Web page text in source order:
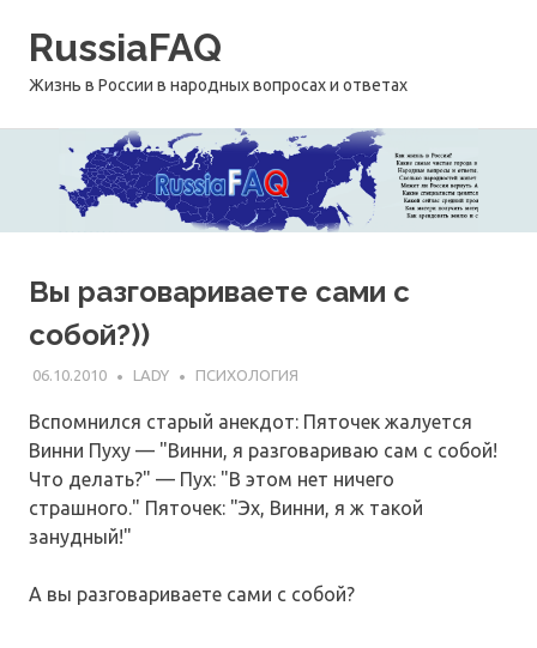
RussiaFAQ
Жизнь в России в народных вопросах и ответах
Вы разговариваете сами с
собой?))
06.10.2010 LADY ПСИХОЛОГИЯ
Вспомнился старый анекдот: Пяточек жалуется
Винни Пуху — "Винни, я разговариваю сам с собой!
Что делать?" — Пух: "В этом нет ничего
страшного." Пяточек: "Эх, Винни, я ж такой
занудный!"
А вы разговариваете сами с собой?